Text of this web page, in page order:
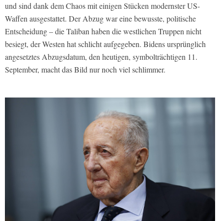
und sind dank dem Chaos mit einigen Stücken modernster US-
Waffen ausgestattet. Der Abzug war eine bewusste, politische
Entscheidung – die Taliban haben die westlichen Truppen nicht
besiegt, der Westen hat schlicht aufgegeben. Bidens ursprünglich
angesetztes Abzugsdatum, den heutigen, symbolträchtigen 11.
September, macht das Bild nur noch viel schlimmer.